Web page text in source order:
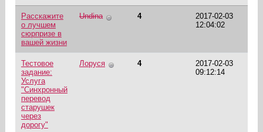
Расскажите
о лучшем
сюрпризе в
вашей жизни
Undina 4
2017-02-03
12:04:02
Тестовое
задание:
Услуга
"Синхронный
перевод
старушек
через
дорогу"
Лоруся 4
2017-02-03
09:12:14